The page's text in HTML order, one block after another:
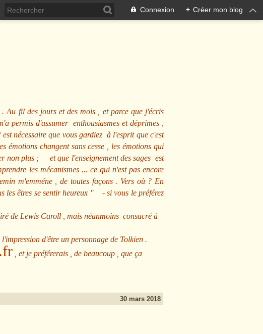
Connexion + Créer mon blog
Au fil des jours et des mois , et parce que j'écris
permis d'assumer enthousiasmes et déprimes ,
nécessaire que vous gardiez à l'esprit que c'est
changent sans cesse , les émotions qui
non plus ; et que l'enseignement des sages est
les mécanismes ... ce qui n'est pas encore
m'emméne , de toutes façons . Vers où ? En
les êtres se sentir heureux " - si vous le préférez
de Lewis Caroll , mais néanmoins consacré à
d'être un personnage de Tolkien .
, et je préférerais , de beaucoup , que ça
30 mars 2018